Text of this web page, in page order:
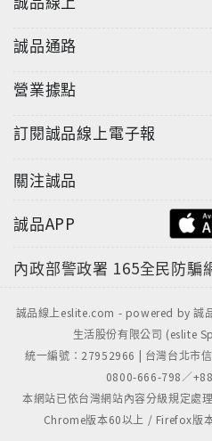
誠品通路
營業據點
訂閱誠品線上電子報
關注誠品
誠品APP
內政部警政署 165全民防騙
誠品線上eslite.com - powered by 誠
生活股份有限公司 (eslite
統一編號：27952966 | 台灣台北市
0800-666-798／
本網站已依台灣網站內容分級規定處
Chrome版本60以上 / Firefox版